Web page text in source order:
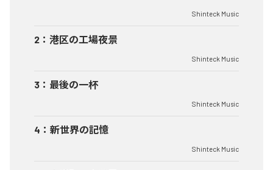
Shinteck Music
2 ： 港区の工場夜景
Shinteck Music
3 ： 最後の一杯
Shinteck Music
4 ： 新世界の記憶
Shinteck Music